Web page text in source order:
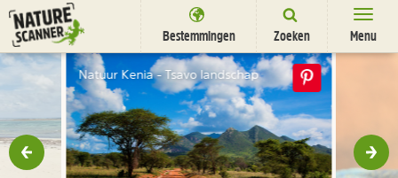
Ga
naar
content
Bestemmingen Zoeken Menu
Bestemmingen
Overnachten
Activiteiten
Natuur Kenia - Tsavo landschap